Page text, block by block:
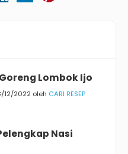
Lombok Ijo
12/2022 oleh CARI RESEP
Nasi